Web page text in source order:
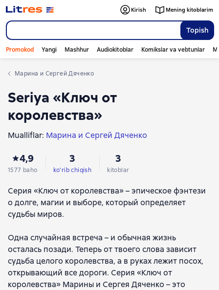
Topish
Kirish Mening kitoblarim
Promokod Yangi Mashhur Audiokitoblar Komikslar va vebtunlar
Марина и Сергей Дяченко
Seriya «Ключ от
королевства»
Mualliflar: Марина и Сергей Дяченко
4,9
1577 baho
3
ko'rib chiqish
3
kitoblar
Серия «Ключ от королевства» – эпическое фэнтези
о долге, магии и выборе, который определяет
судьбы миров.
Одна случайная встреча – и обычная жизнь
осталась позади. Теперь от твоего слова зависит
судьба целого королевства, а в руках лежит посох,
открывающий все дороги. Серия «Ключ от
королевства» Марины и Сергея Дяченко – это